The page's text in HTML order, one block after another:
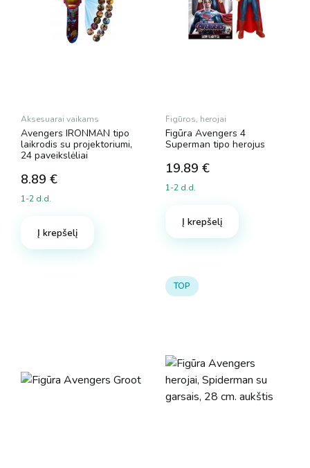
Aksesuarai vaikams
Avengers IRONMAN tipo
laikrodis su projektoriumi,
24 paveikslėliai
8.89 €
1-2 d.d.
Į krepšelį
Figūros, herojai
Figūra Avengers 4
Superman tipo herojus
19.89 €
1-2 d.d.
Į krepšelį
TOP